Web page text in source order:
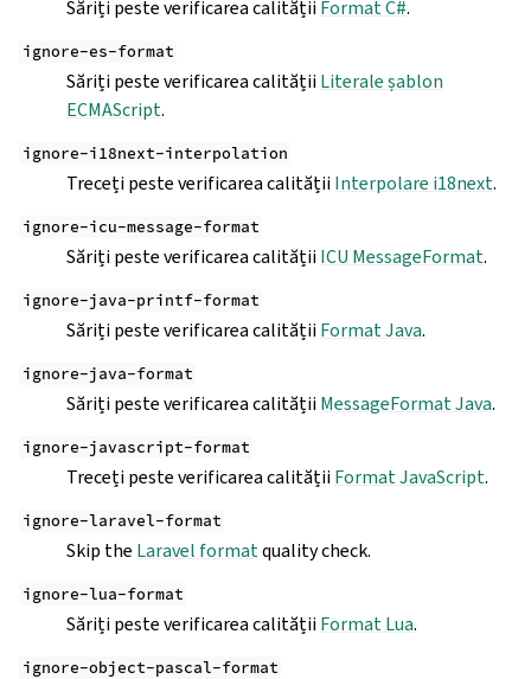
Săriți peste verificarea calitățiiFormat C#.
ignore-es-format
Săriți peste verificarea calitățiiLiterale șablon
ECMAScript.
ignore-i18next-interpolation
Treceți peste verificarea calitățiiInterpolare i18next.
ignore-icu-message-format
Săriți peste verificarea calitățiiICU MessageFormat.
ignore-java-printf-format
Săriți peste verificarea calitățiiFormat Java.
ignore-java-format
Săriți peste verificarea calitățiiMessageFormat Java.
ignore-javascript-format
Treceți peste verificarea calitățiiFormat JavaScript.
ignore-laravel-format
Skip the Laravel formatquality check.
ignore-lua-format
Săriți peste verificarea calitățiiFormat Lua.
ignore-object-pascal-format